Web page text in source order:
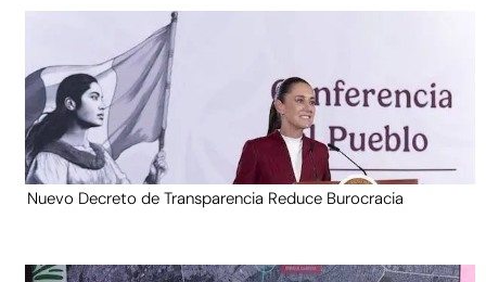
Nuevo Decreto de Transparencia Reduce Burocracia